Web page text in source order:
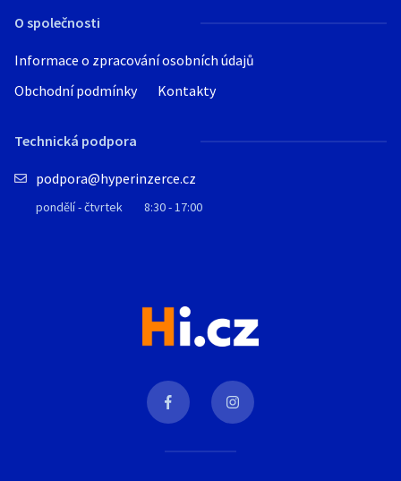
O společnosti
Informace o zpracování osobních údajů
Obchodní podmínky
Kontakty
Technická podpora
podpora@hyperinzerce.cz
pondělí - čtvrtek 8:30 - 17:00